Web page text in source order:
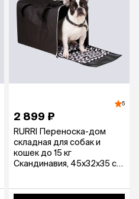
5
2 899 ₽
RURRI Переноска-дом
складная для собак и
кошек до 15 кг
Скандинавия, 45х32х35 см,